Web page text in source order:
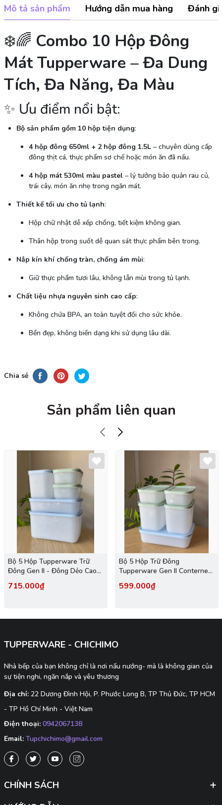
Mô tả sản phẩm Hướng dẫn mua hàng Đánh
❄️🌈 Combo 10 Hộp Đông
Mát Tupperware – Đa Dung
Tích, Đa Năng, Đa Màu
✨ Ưu điểm nổi bật:
Bộ sản phẩm gồm 10 hộp tiện dụng:
4 hộp đông 650ml + 2 hộp đông 1.5L– chuyên dùng cấp
đông thịt cá, thực phẩm sơ chế hoặc món ăn đã nấu.
4 hộp mát 530ml màu pastel– lý tưởng bảo quản rau củ,
trái cây, món ăn nhẹ trong ngăn mát.
Thiết kế tối ưu cho tủ lạnh:
Hộp chữ nhật dễ xếp chồng, tiết kiệm không gian.
Thân hộp trong suốt dễ quan sát thực phẩm bên trong.
Nắp kín khí chống tràn, chống ám mùi:
Giữ thực phẩm tươi lâu, không lẫn mùi trong tủ lạnh.
Chất liệu nhựa nguyên sinh cao cấp:
Không chứa BPA, an toàn tuyệt đối cho sức khỏe.
Bền đẹp, không biến dạng khi sử dụng lâu dài.
Chia sẻ
Sản phẩm liên quan
Bộ 5 Hộp Tupperware Trữ
Đông Gen II - Đông Dẻo Cao
715.000₫
Bộ 5 Hộp Trữ Đông
Tupperware Gen II Conterner
- Đông Dẻo Cao Cấp - New
599.000₫
TUPPERWARE - CHICHIMO
Nhà bếp của bạn không chỉ là nơi nấu nướng- mà là không gian của
sự tiện nghi, ngăn nắp và yêu thương
Địa chỉ: 22 Dương Đình Hội, P. Phước Long B, TP Thủ Đức, TP HCM
- TP Hồ Chí Minh - Việt Nam
Điện thoại: 0942067138
Email: Tupchichimo@gmail.com
CHÍNH SÁCH